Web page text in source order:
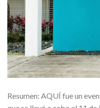
Resumen: AQUÍ fue un